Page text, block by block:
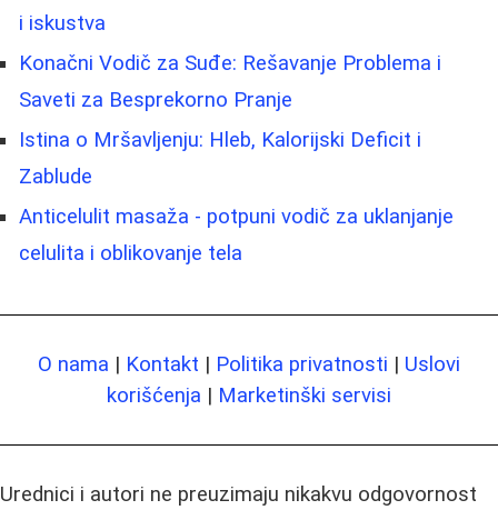
i iskustva
Konačni Vodič za Suđe: Rešavanje Problema i
Saveti za Besprekorno Pranje
Istina o Mršavljenju: Hleb, Kalorijski Deficit i
Zablude
Anticelulit masaža - potpuni vodič za uklanjanje
celulita i oblikovanje tela
O nama | Kontakt | Politika privatnosti | Uslovi
korišćenja | Marketinški servisi
Urednici i autori ne preuzimaju nikakvu odgovornost